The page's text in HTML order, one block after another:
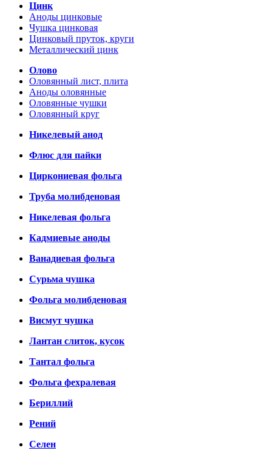
Цинк
Аноды цинковые
Чушка цинковая
Цинковый пруток, круги
Металлический цинк
Олово
Оловянный лист, плита
Аноды оловянные
Оловянные чушки
Оловянный круг
Никелевый анод
Флюс для пайки
Циркониевая фольга
Труба молибденовая
Никелевая фольга
Кадмиевые аноды
Ванадиевая фольга
Сурьма чушка
Фольга молибденовая
Висмут чушка
Лантан слиток, кусок
Тантал фольга
Фольга фехралевая
Бериллий
Рений
Селен